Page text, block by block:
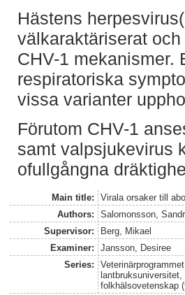
Hästens
välkaraktäriserat
CHV-1 mekanismer.
respiratoriska
vissa varianter
Förutom CHV-1
samt valpsjukevirus
ofullgångna
Main title:
Virala orsaker till
Authors:
Salomonsson,
Supervisor:
Berg, Mikael
Examiner:
Jansson, Desiree
Series:
folkhälsovetenskap